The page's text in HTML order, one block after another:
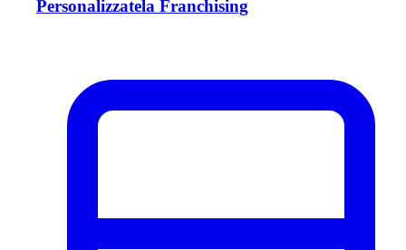
Personalizzatela Franchising